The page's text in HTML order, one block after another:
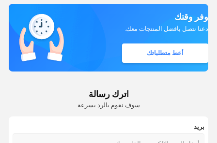
وفر وقتك
دعنا نتصل بأفضل المنتجات معك.
أعط متطلباتك
اترك رسالة
سوف نقوم بالرد بسرعة
بريد